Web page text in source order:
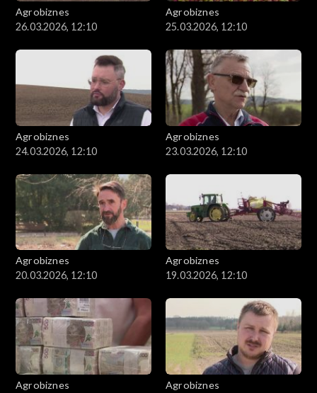
Agrobiznes
26.03.2026, 12:10
Agrobiznes
25.03.2026, 12:10
Agrobiznes
24.03.2026, 12:10
Agrobiznes
23.03.2026, 12:10
Agrobiznes
20.03.2026, 12:10
Agrobiznes
19.03.2026, 12:10
Agrobiznes
Agrobiznes